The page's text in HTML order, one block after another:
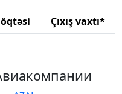
Çıxış vaxtı*